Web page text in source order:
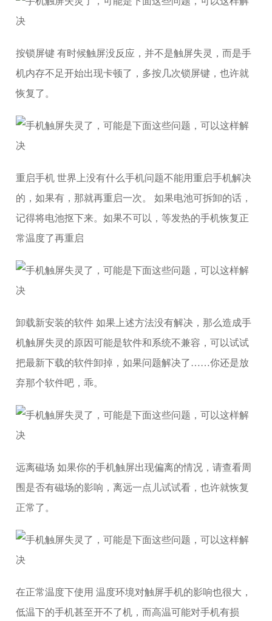
按锁屏键 有时候触屏没反应，并不是触屏失灵，而是手
机内存不足开始出现卡顿了，多按几次锁屏键，也许就
恢复了。
重启手机 世界上没有什么手机问题不能用重启手机解决
的，如果有，那就再重启一次。 如果电池可拆卸的话，
记得将电池抠下来。如果不可以，等发热的手机恢复正
常温度了再重启
卸载新安装的软件 如果上述方法没有解决，那么造成手
机触屏失灵的原因可能是软件和系统不兼容，可以试试
把最新下载的软件卸掉，如果问题解决了……你还是放
弃那个软件吧，乖。
远离磁场 如果你的手机触屏出现偏离的情况，请查看周
围是否有磁场的影响，离远一点儿试试看，也许就恢复
正常了。
在正常温度下使用 温度环境对触屏手机的影响也很大，
低温下的手机甚至开不了机，而高温可能对手机有损